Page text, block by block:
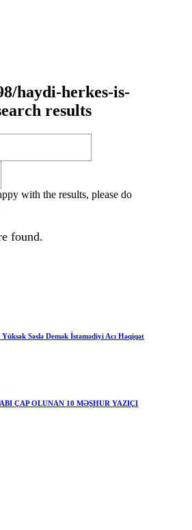
haydi-herkes-is-
results
with the results, please do
found.
Səslə Demək İstəmədiyi Acı Həqiqət
ÇAP OLUNAN 10 MƏŞHUR YAZIÇI